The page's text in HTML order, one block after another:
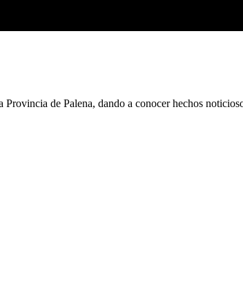
de Palena, dando a conocer hechos